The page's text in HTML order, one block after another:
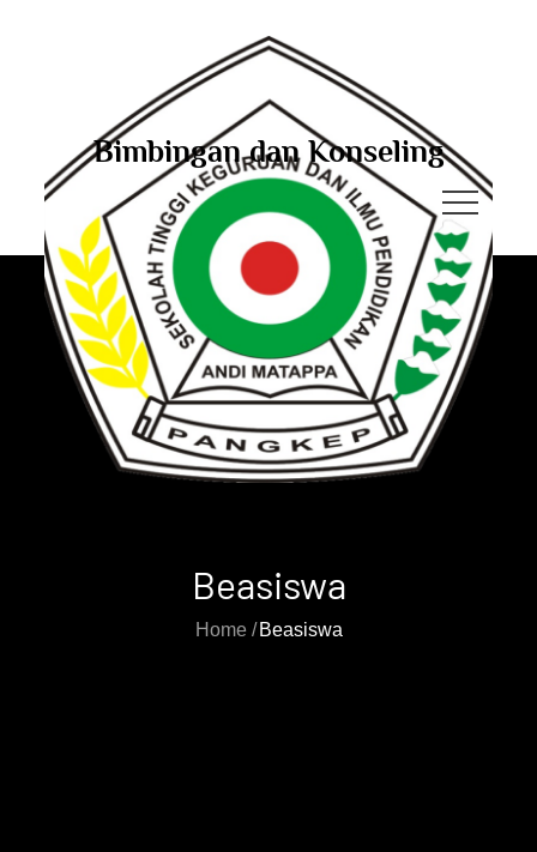
Bimbingan dan Konseling
Beasiswa
Home Beasiswa